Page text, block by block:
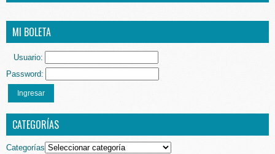
MI BOLETA
Usuario:
Password:
Ingresar
CATEGORÍAS
Categorías